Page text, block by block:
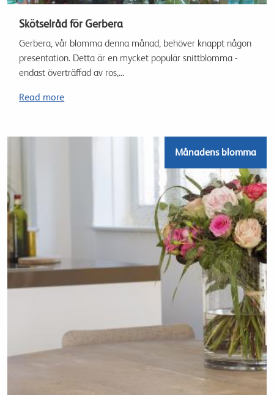
Skötselråd för Gerbera
Gerbera, vår blomma denna månad, behöver knappt någon
presentation. Detta är en mycket populär snittblomma -
endast överträffad av ros,...
Read more
Månadens blomma